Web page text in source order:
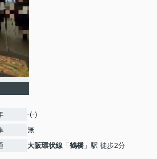
-(-)
無
大阪環状線 「鶴橋 」駅 徒歩2分